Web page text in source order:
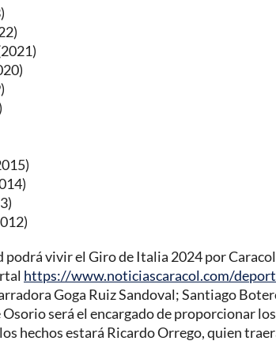
podrá vivir el Giro de Italia 2024 por
https://www.noticiascaracol.com/
Goga Ruiz Sandoval; Santiago
será el encargado de proporcionar
hechos estará Ricardo Orrego, quien